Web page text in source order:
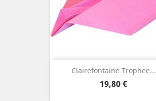
Clairefontaine Trophee...
Preis
19,80 €